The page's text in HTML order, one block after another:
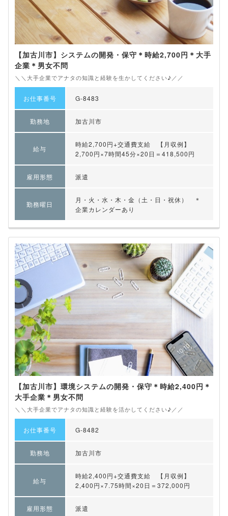
【加古川市】システムの開発・保守＊時給2,700円＊大手
企業＊男女不問
＼＼大手企業でアナタの知識と経験を生かしてください♪／／
お仕事番号 G-8483
勤務地 加古川市
給与
時給2,700円+交通費支給 【月収例】
2,700円×7時間45分×20日＝418,500円
雇用形態 派遣
勤務曜日
月・火・水・木・金（土・日・祝休） ＊
企業カレンダーあり
【加古川市】環境システムの開発・保守＊時給2,400円＊
大手企業＊男女不問
＼＼大手企業でアナタの知識と経験を活かしてください♪／／
お仕事番号 G-8482
勤務地 加古川市
給与
時給2,400円+交通費支給 【月収例】
2,400円×7.75時間×20日＝372,000円
雇用形態 派遣